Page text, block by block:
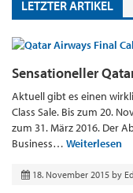
LETZTER ARTIKEL
Sensationeller
Aktuell gibt es einen
Class Sale. Bis zum 20.
zum 31. März 2016. Der
Business… Weiterlesen
18. November 2015 by